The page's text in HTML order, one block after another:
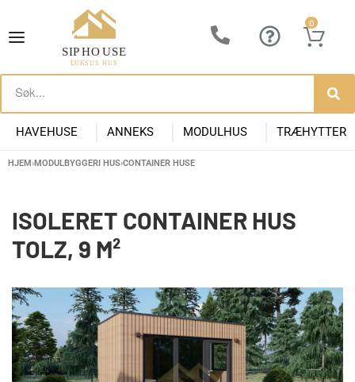
0
HAVEHUSE
Lille Havehus i Træ Have Anneks
ANNEKS
Luksus Anneks
MODULHUS
Container huse
TRÆHYTTER
HJEM›MODULBYGGERI HUS›CONTAINER HUSE
ISOLERET CONTAINER HUS
TOLZ, 9 M²